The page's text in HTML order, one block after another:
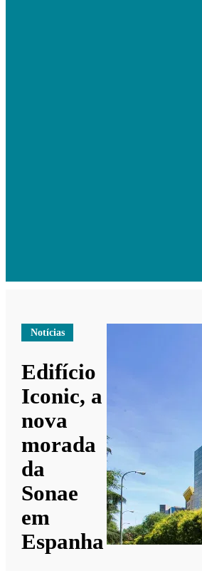
Notícias
Edifício
Iconic, a
nova
morada
da
Sonae
em
Espanha